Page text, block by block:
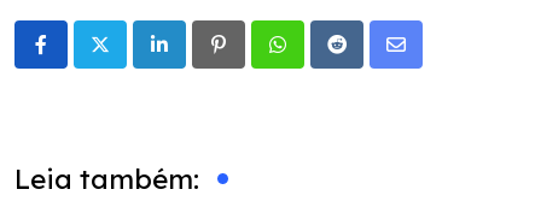
LinkedIn PinterestWhatsappRedditShare
Leia também: